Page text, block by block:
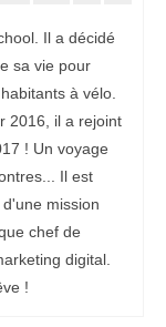
Il a décidé
sa vie pour
à vélo.
2016, il a rejoint
! Un voyage
Il est
mission
chef de
digital.
!